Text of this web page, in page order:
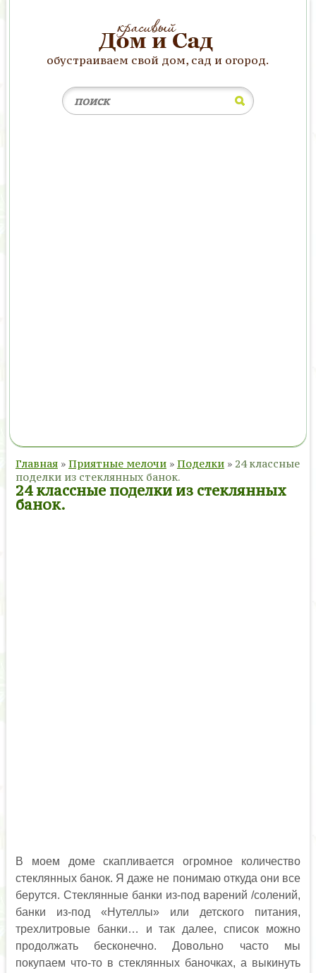
обустраиваем свой дом, сад и огород.
Главная » Приятные мелочи » Поделки » 24 классные
поделки из стеклянных банок.
24 классные поделки из стеклянных
банок.
В моем доме скапливается огромное количество
стеклянных банок. Я даже не понимаю откуда они все
берутся. Стеклянные банки из-под варений /солений,
банки из-под «Нутеллы» или детского питания,
трехлитровые банки… и так далее, список можно
продолжать бесконечно. Довольно часто мы
покупаем что-то в стеклянных баночках, а выкинуть